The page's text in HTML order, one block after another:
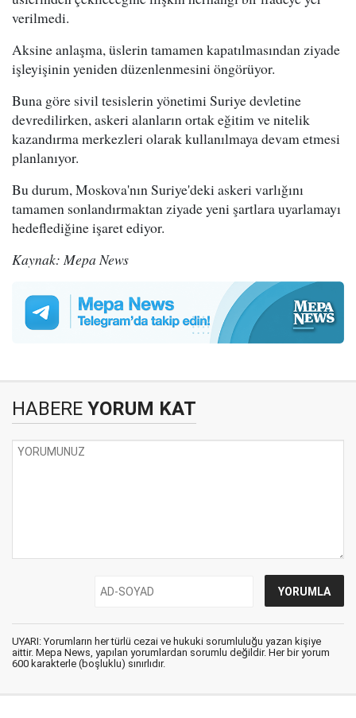
verilmedi.
Aksine anlaşma, üslerin tamamen kapatılmasından ziyade
işleyişinin yeniden düzenlenmesini öngörüyor.
Buna göre sivil tesislerin yönetimi Suriye devletine
devredilirken, askeri alanların ortak eğitim ve nitelik
kazandırma merkezleri olarak kullanılmaya devam etmesi
planlanıyor.
Bu durum, Moskova'nın Suriye'deki askeri varlığını
tamamen sonlandırmaktan ziyade yeni şartlara uyarlamayı
hedeflediğine işaret ediyor.
Kaynak: Mepa News
HABERE YORUM KAT
UYARI: Yorumların her türlü cezai ve hukuki sorumluluğu yazan kişiye
aittir. Mepa News, yapılan yorumlardan sorumlu değildir. Her bir yorum
600 karakterle (boşluklu) sınırlıdır.